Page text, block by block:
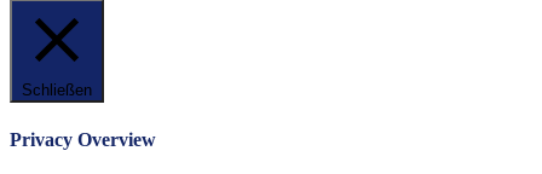
Schließen
Privacy Overview